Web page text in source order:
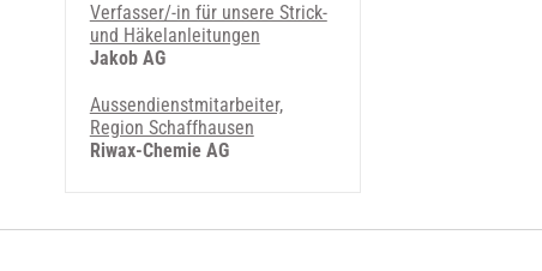
Verfasser/-in für unsere Strick-
und Häkelanleitungen
Jakob AG
Aussendienstmitarbeiter,
Region Schaffhausen
Riwax-Chemie AG